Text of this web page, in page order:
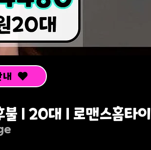
내
l 20대 l 로맨스홈타이